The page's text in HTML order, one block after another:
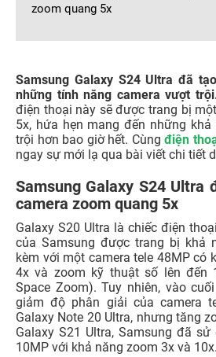
zoom quang 5x
Samsung Galaxy S24 Ultra đã
những tính năng camera vượt
điện thoại này sẽ được trang bị
5x, hứa hẹn mang đến những
trội hơn bao giờ hết. Cùng điện
ngay sự mới lạ qua bài viết chi tiết
Samsung Galaxy S24
camera zoom quang 5x
Galaxy S20 Ultra là chiếc điện
của Samsung được trang bị khả
kèm với một camera tele 48MP có
4x và zoom kỹ thuật số lên đến
Space Zoom). Tuy nhiên, vào
giảm độ phân giải của camera
Galaxy Note 20 Ultra, nhưng tăng
Galaxy S21 Ultra, Samsung đã
10MP với khả năng zoom 3x và 10x.